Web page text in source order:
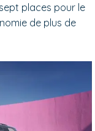
places pour le
de plus de